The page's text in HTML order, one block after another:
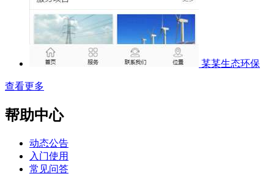
某某生态环保
查看更多
帮助中心
动态公告
入门使用
常见问答